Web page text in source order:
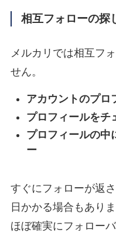
相互フォローの探
メルカリでは相互フ
せん。
アカウントのプロ
プロフィールをチ
プロフィールの中
ー
すぐにフォローが返
日かかる場合もありま
ほぼ確実にフォロー